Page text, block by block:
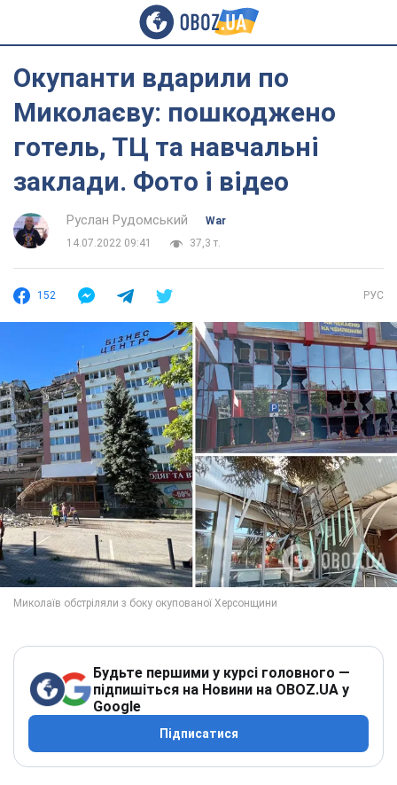
Окупанти вдарили по
Миколаєву: пошкоджено
готель, ТЦ та навчальні
заклади. Фото і відео
Руслан Рудомський
War
14.07.2022 09:41
37,3 т.
152 РУС
Будьте першими у курсі головного —
підпишіться на Новини на OBOZ.UA у
Google
Підписатися